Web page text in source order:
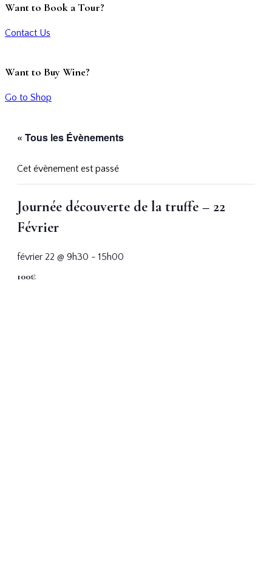
Want to Book a Tour?
Contact Us
Want to Buy Wine?
Go to Shop
« Tous les Évènements
Cet évènement est passé
Journée découverte de la truffe – 22
Février
février 22 @ 9h30 - 15h00
100€